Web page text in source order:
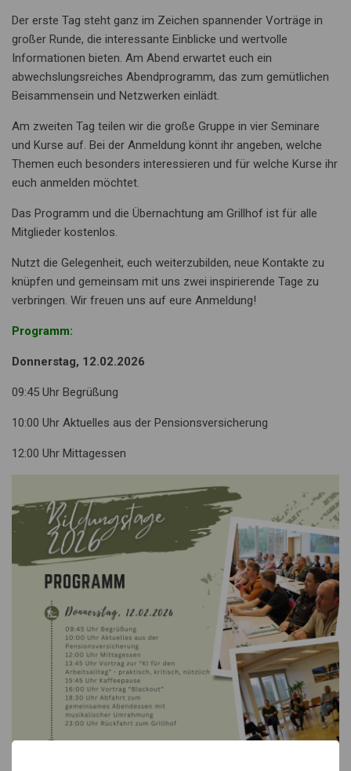
Der erste Tag steht ganz im Zeichen spannender Vorträge in
großer Runde, die interessante Einblicke und wertvolle
Informationen bieten. Am Abend erwartet euch ein
abwechslungsreiches Abendprogramm, das zum gemütlichen
Beisammensein und Netzwerken einlädt.
Am zweiten Tag teilen wir die große Gruppe in vier Seminare
und Kurse auf. Bei der Anmeldung könnt ihr angeben, welche
Themen euch besonders interessieren und für welche Kurse ihr
euch anmelden möchtet.
Das Programm und die Übernachtung am Grillhof ist für alle
Mitglieder kostenlos.
Nutzt die Gelegenheit, euch weiterzubilden, neue Kontakte zu
knüpfen und gemeinsam mit uns zwei inspirierende Tage zu
verbringen. Wir freuen uns auf eure Anmeldung!
Programm:
Donnerstag, 12.02.2026
09:45 Uhr Begrüßung
10:00 Uhr Aktuelles aus der Pensionsversicherung
12:00 Uhr Mittagessen